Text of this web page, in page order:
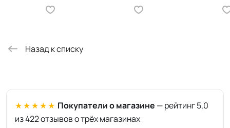
Назад к списку
★★★★★ Покупатели о магазине — рейтинг 5,0
из 422 отзывов о трёх магазинах